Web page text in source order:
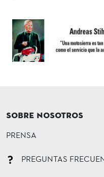
SOBRE NOSOTROS
PRENSA
PREGUNTAS